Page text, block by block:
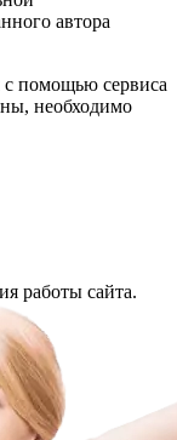
автора
помощью сервиса
необходимо
работы сайта.